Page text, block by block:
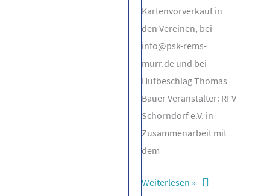
Kartenvorverkauf in
den Vereinen, bei
info@psk-rems-
murr.de und bei
Hufbeschlag Thomas
Bauer Veranstalter: RFV
Schorndorf e.V. in
Zusammenarbeit mit
dem
Reiterball
Weiterlesen »